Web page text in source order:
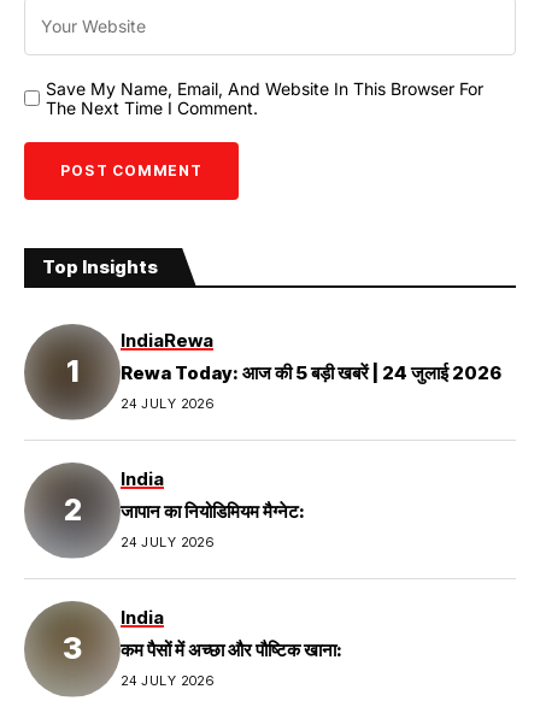
Save My Name, Email, And Website In This Browser For
The Next Time I Comment.
Top Insights
IndiaRewa
Rewa Today: आज की 5 बड़ी खबरें | 24 जुलाई 2026
24 JULY 2026
India
जापान का नियोडिमियम मैग्नेट:
24 JULY 2026
India
कम पैसों में अच्छा और पौष्टिक खाना:
24 JULY 2026